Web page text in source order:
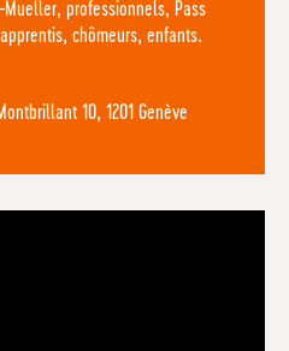
Mueller, professionnels, Pass
chômeurs, enfants.
10, 1201 Genève